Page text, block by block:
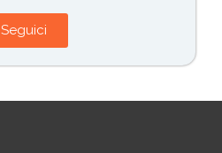
Seguici